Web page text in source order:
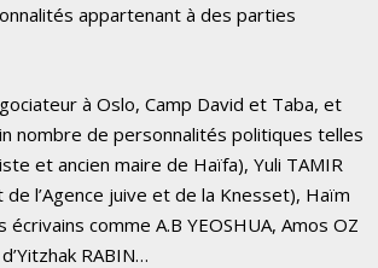
appartenant à des parties
à Oslo, Camp David et Taba, et
nombre de personnalités politiques telles
et ancien maire de Haïfa), Yuli TAMIR
l’Agence juive et de la Knesset), Haïm
comme A.B YEOSHUA, Amos OZ
RABIN…